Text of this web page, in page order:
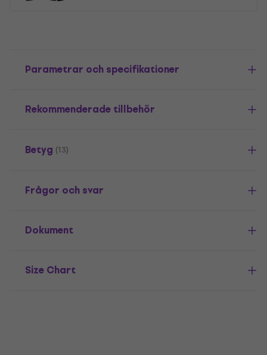
Parametrar och specifikationer
Rekommenderade tillbehör
Betyg (13)
Frågor och svar
Dokument
Size Chart